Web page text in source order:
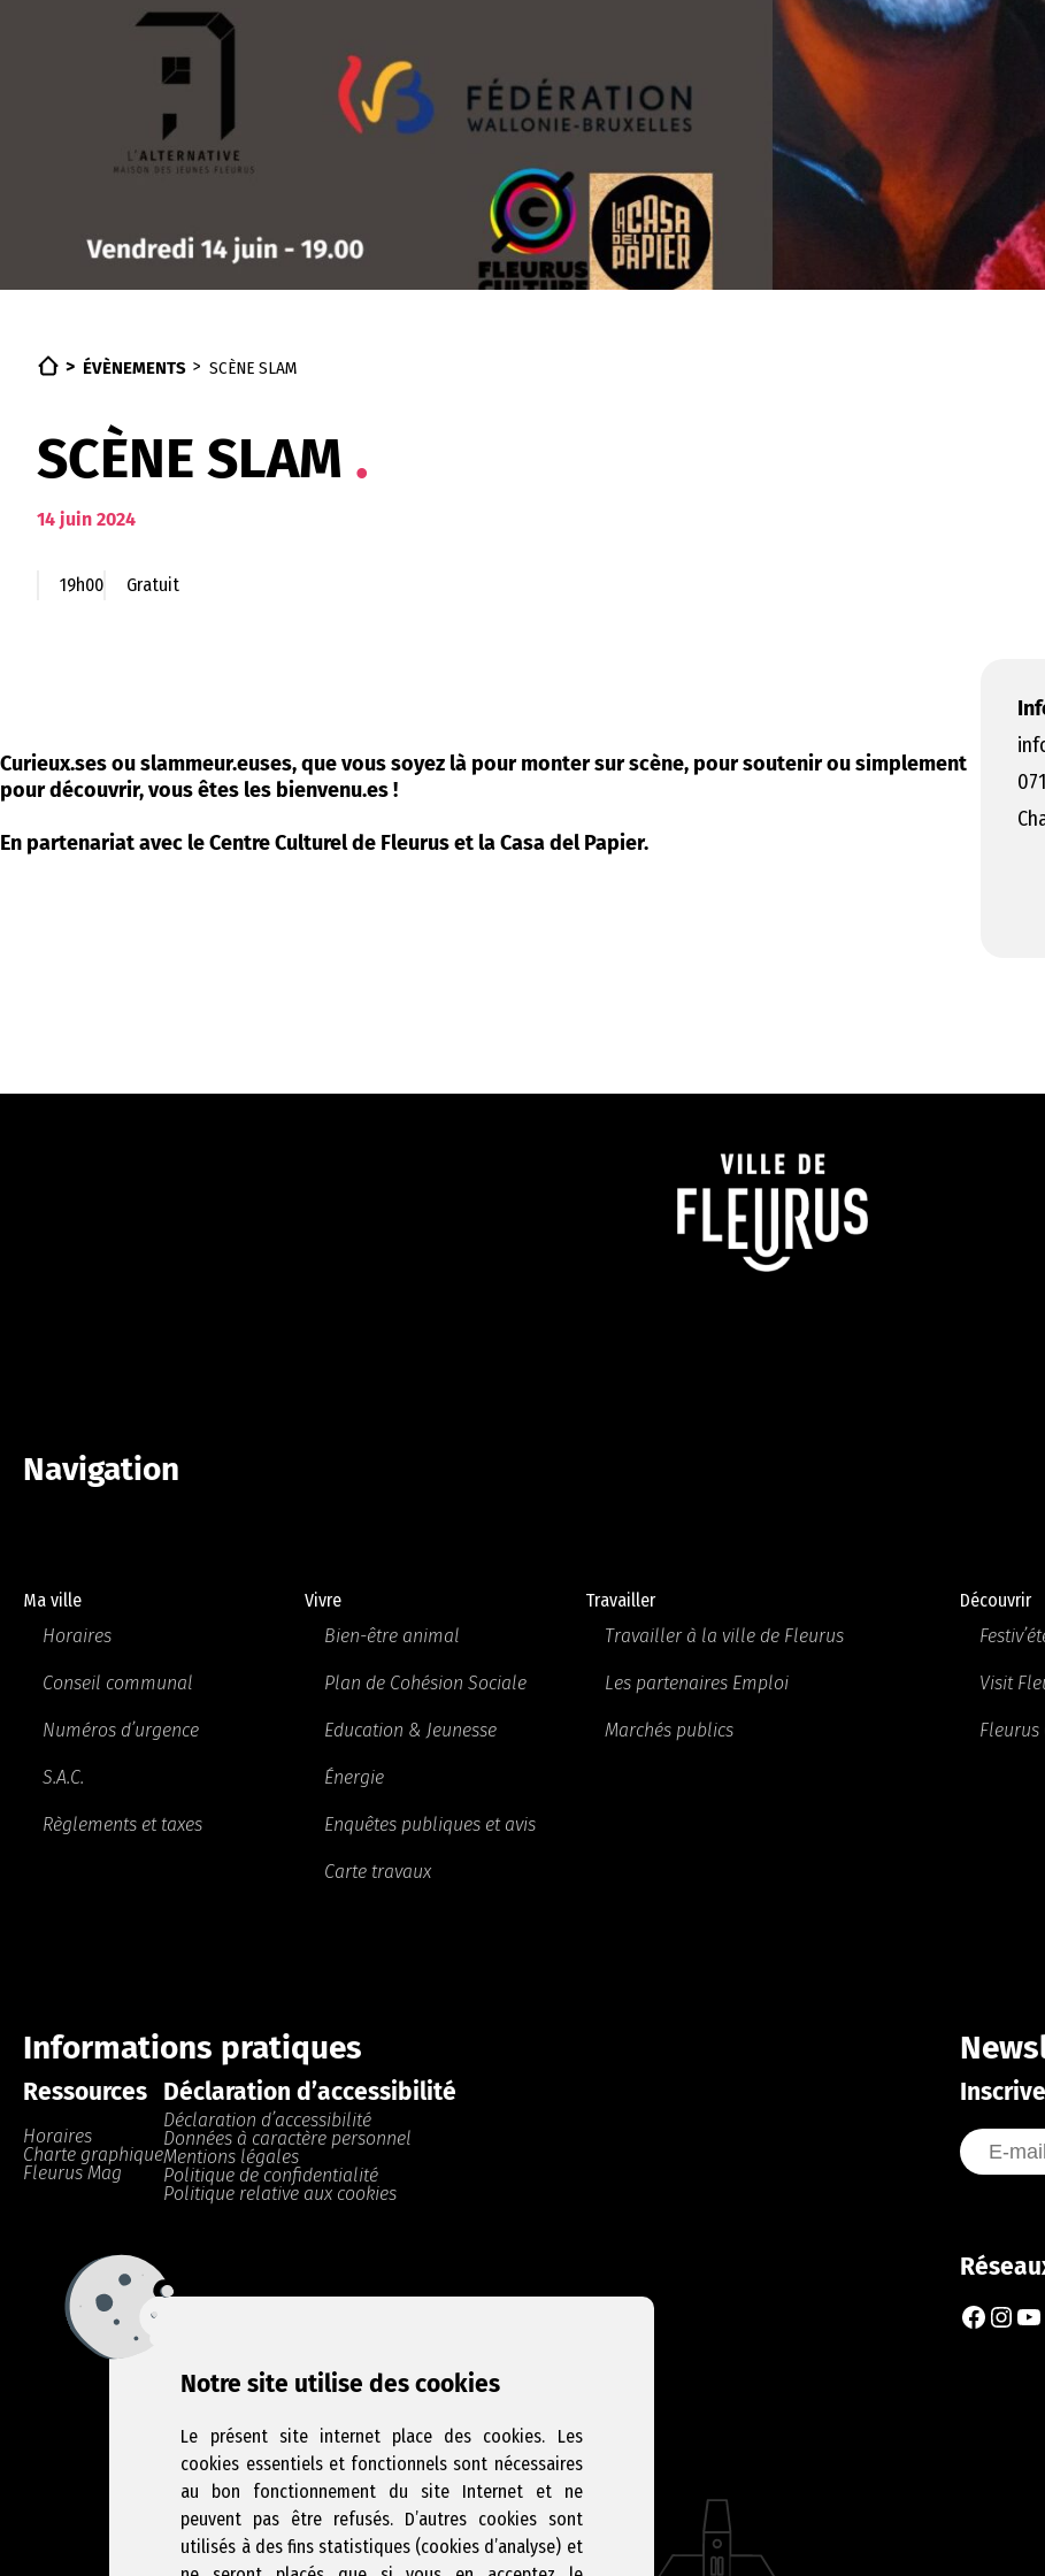
ÉVÈNEMENTS SCÈNE SLAM
SCÈNE SLAM
14 juin 2024
19h00 Gratuit
Curieux.ses ou slammeur.euses, que vous soyez là pour monter sur scène, pour soutenir ou simplement
pour découvrir, vous êtes les bienvenu.es !
En partenariat avec le Centre Culturel de Fleurus et la Casa del Papier.
Navigation
Ma ville
Horaires
Conseil communal
Numéros d’urgence
S.A.C.
Règlements et taxes
Vivre
Bien-être animal
Plan de Cohésion Sociale
Education & Jeunesse
Énergie
Enquêtes publiques et avis
Carte travaux
Travailler
Travailler à la ville de Fleurus
Les partenaires Emploi
Marchés publics
Découvrir
Visit
Fleurus
Informations pratiques
Ressources
Horaires
Charte graphique
Fleurus Mag
Déclaration d’accessibilité
Déclaration d’accessibilité
Données à caractère personnel
Mentions légales
Politique de confidentialité
Politique relative aux cookies
Facebook
Notre site utilise des cookies
Le présent site internet place des cookies. Les
cookies essentiels et fonctionnels sont nécessaires
au bon fonctionnement du site Internet et ne
peuvent pas être refusés. D’autres cookies sont
utilisés à des fins statistiques (cookies d’analyse) et